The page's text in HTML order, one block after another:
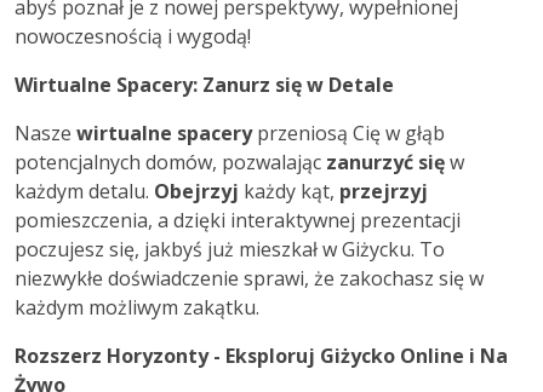
abyś poznał je z nowej perspektywy, wypełnionej
nowoczesnością i wygodą!
Wirtualne Spacery: Zanurz się w Detale
Nasze wirtualne spaceryprzeniosą Cię w głąb
potencjalnych domów, pozwalając zanurzyć sięw
każdym detalu. Obejrzyj każdy kąt, przejrzyj
pomieszczenia, a dzięki interaktywnej prezentacji
poczujesz się, jakbyś już mieszkał w Giżycku. To
niezwykłe doświadczenie sprawi, że zakochasz się w
każdym możliwym zakątku.
Rozszerz Horyzonty - Eksploruj Giżycko Online i Na
Żywo